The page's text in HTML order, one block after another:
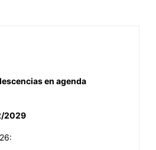
en agenda
2029